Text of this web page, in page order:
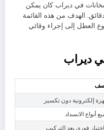
في ديراب كان يمكن
الهدف من هذه القائمة
العطل إلى إجراء وقائي
ديراب
إلكترونية دون تكسير
أنواع الانسداد
فوري بعد التركيب